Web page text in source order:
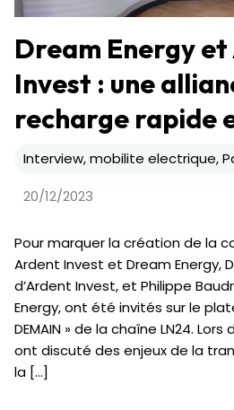
Dream Energy
Invest : une
recharge rapide
Interview, mobilite electrique,
20/12/2023
Pour marquer la création de la
Ardent Invest et Dream Energy,
d’Ardent Invest, et Philippe
Energy, ont été invités sur le
DEMAIN » de la chaîne LN24.
ont discuté des enjeux de la
la […]